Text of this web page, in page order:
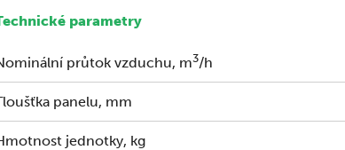
parametry
průtok vzduchu, m3/h
panelu, mm
jednotky, kg